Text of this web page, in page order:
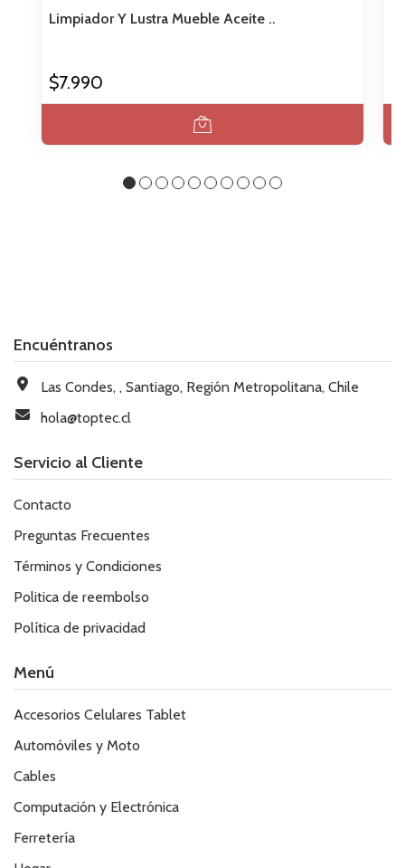
Limpiador Y Lustra Mueble Aceite ..
$7.990
Encuéntranos
Las Condes, , Santiago, Región Metropolitana, Chile
hola@toptec.cl
Servicio al Cliente
Contacto
Preguntas Frecuentes
Términos y Condiciones
Politica de reembolso
Política de privacidad
Menú
Accesorios Celulares Tablet
Automóviles y Moto
Cables
Computación y Electrónica
Ferretería